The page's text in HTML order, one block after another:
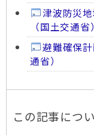
津波防災
（国土交通省）
避難確保
通省）
この記事につ